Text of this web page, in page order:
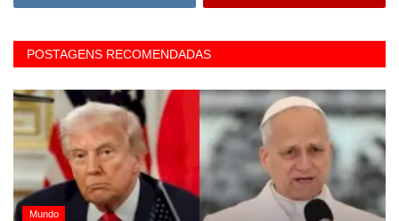
POSTAGENS RECOMENDADAS
Mundo